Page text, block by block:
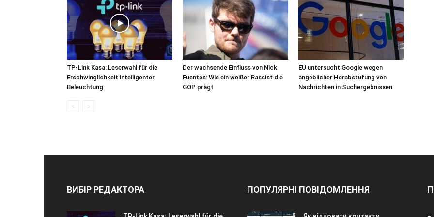
TP-Link Kasa: Leserwahl für die
Erschwinglichkeit intelligenter
Beleuchtung
Der wachsende Einfluss von Nick
Fuentes: Wie ein weißer Rassist die
GOP prägt
EU untersucht Google wegen
angeblicher Herabstufung von
Nachrichten in Suchergebnissen
ВИБІР РЕДАКТОРА ПОПУЛЯРНІ ПОВІДОМЛЕННЯ